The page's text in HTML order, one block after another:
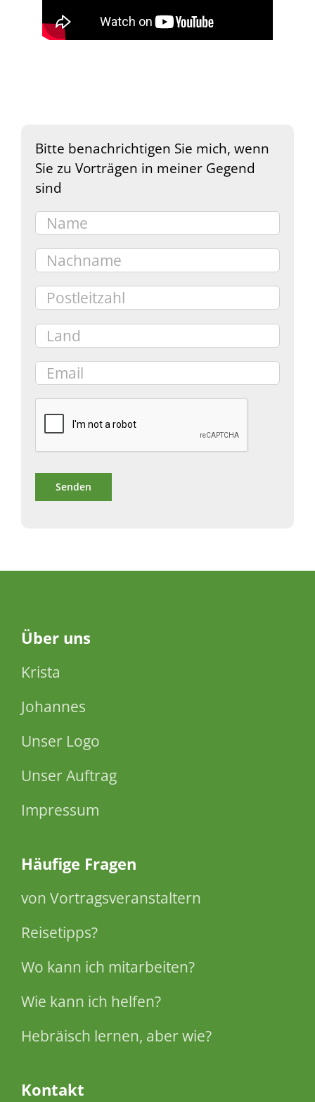
Bitte benachrichtigen Sie mich, wenn
Sie zu Vorträgen in meiner Gegend
sind
Über uns
Krista
Johannes
Unser Logo
Unser Auftrag
Impressum
Häufige Fragen
von Vortragsveranstaltern
Reisetipps?
Wo kann ich mitarbeiten?
Wie kann ich helfen?
Hebräisch lernen, aber wie?
Kontakt